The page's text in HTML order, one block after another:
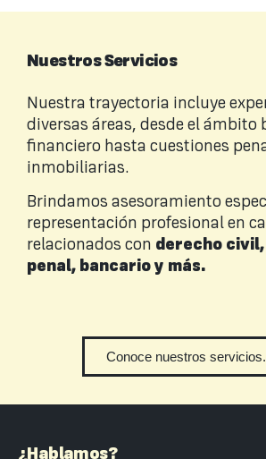
Nuestros Servicios
Nuestra trayectoria incluye
diversas áreas, desde el ámbito
financiero hasta cuestiones
inmobiliarias.
Brindamos asesoramiento
representación profesional en
relacionados con derecho
penal, bancario y más.
Conoce nuestros
¿Hablamos?